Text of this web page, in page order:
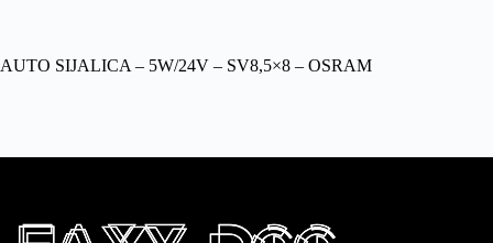
AUTO SIJALICA – 5W/24V – SV8,5×8 – OSRAM